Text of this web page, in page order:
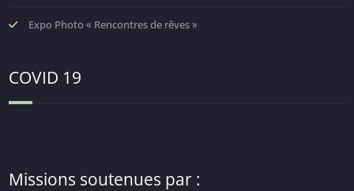
Expo Photo « Rencontres de rêves »
COVID 19
Missions soutenues par :